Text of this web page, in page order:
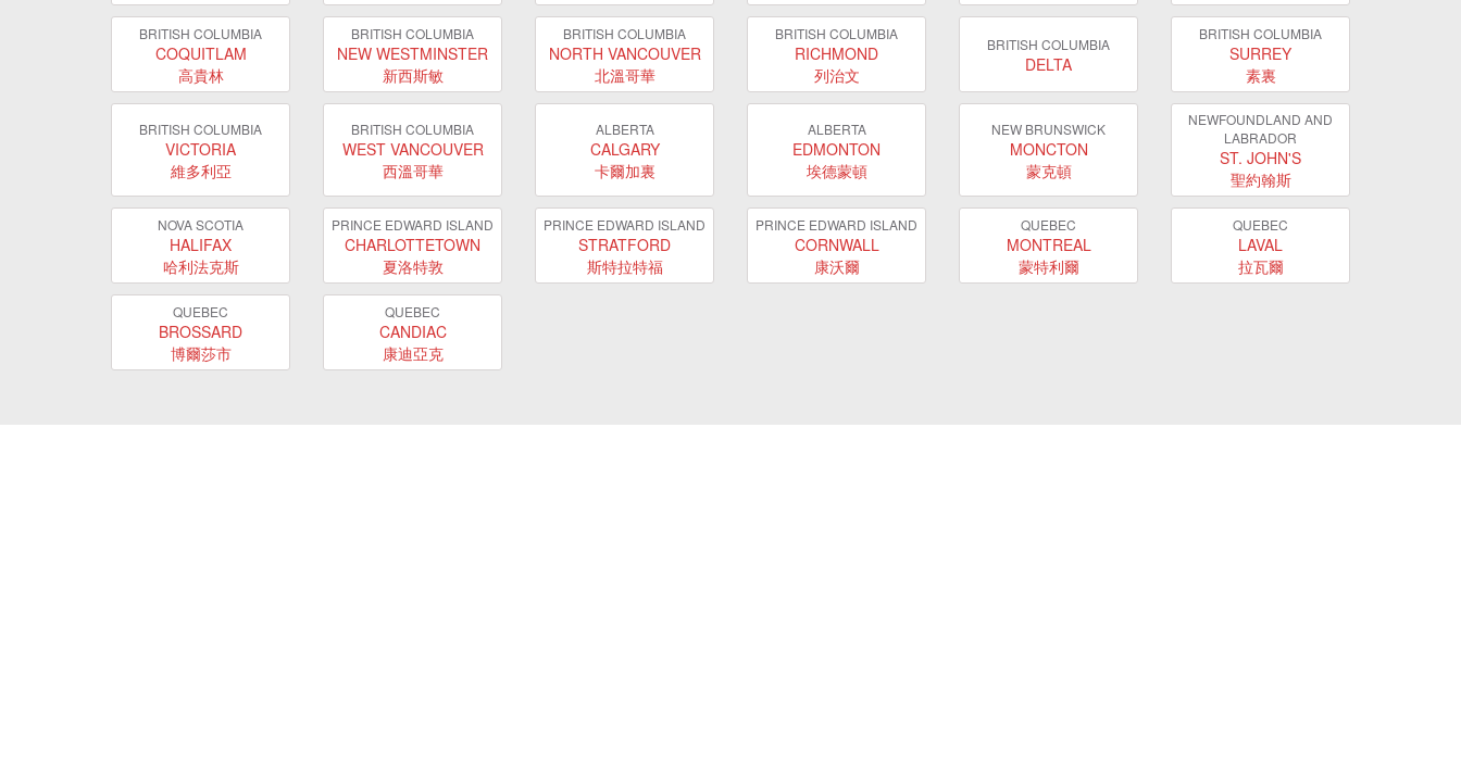
BRITISH COLUMBIA
COQUITLAM
高貴林
BRITISH COLUMBIA
NEW WESTMINSTER
新西斯敏
BRITISH COLUMBIA
NORTH VANCOUVER
北溫哥華
BRITISH COLUMBIA
RICHMOND
列治文
BRITISH COLUMBIA
DELTA
BRITISH COLUMBIA
SURREY
素裏
BRITISH COLUMBIA
VICTORIA
維多利亞
BRITISH COLUMBIA
WEST VANCOUVER
西溫哥華
ALBERTA
CALGARY
卡爾加裏
ALBERTA
EDMONTON
埃德蒙頓
NEW BRUNSWICK
MONCTON
蒙克頓
NEWFOUNDLAND AND
LABRADOR
ST. JOHN'S
聖約翰斯
NOVA SCOTIA
HALIFAX
哈利法克斯
PRINCE EDWARD ISLAND
CHARLOTTETOWN
夏洛特敦
PRINCE EDWARD ISLAND
STRATFORD
斯特拉特福
PRINCE EDWARD ISLAND
CORNWALL
康沃爾
QUEBEC
MONTREAL
蒙特利爾
QUEBEC
LAVAL
拉瓦爾
QUEBEC
BROSSARD
博爾莎市
QUEBEC
CANDIAC
康迪亞克